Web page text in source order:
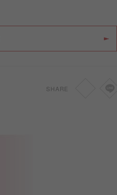
SHARE